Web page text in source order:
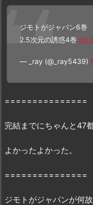
漫
村
p、
読
ジモトがジャパン6巻
2.5次元の誘惑4巻
— _ray (@_ray5439)
===============
完結までにちゃんと47
よかったよかった。
===============
ジモトがジャパン︎が何